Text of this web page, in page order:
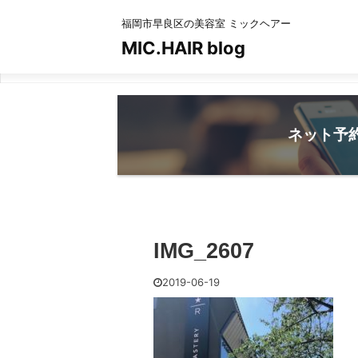
福岡市早良区の美容室 ミックヘアー
MIC.HAIR blog
ネット予
IMG_2607
2019-06-19